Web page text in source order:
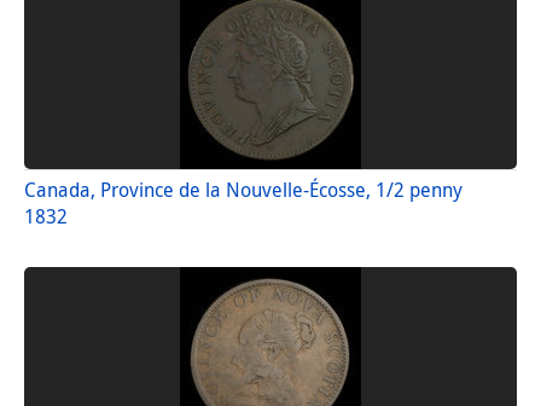
Canada, Province de la Nouvelle-Écosse, 1/2 penny
1832